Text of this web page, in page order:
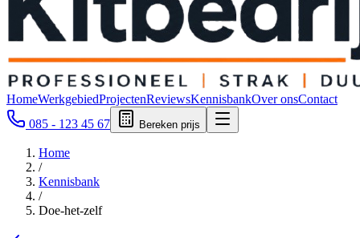
HomeWerkgebiedProjectenReviewsKennisbankOver onsContact
085 - 123 45 67
Bereken prijs
Home
/
Kennisbank
/
Doe-het-zelf